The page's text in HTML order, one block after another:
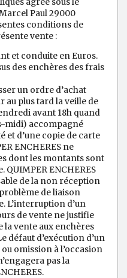
Paul 29000
conditions de
vente :
et conduite en Euros.
des enchères des frais
un ordre d’achat
plus tard la veille de
avant 18h quand
midi) accompagné
et d’une copie de carte
ENCHERES ne
dont les montants sont
ENCHERES
de la non réception
de liaison
L’interruption d’un
de vente ne justifie
la vente aux enchères
défaut d’exécution d’un
omission à l’occasion
pas la